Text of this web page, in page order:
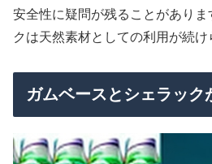
安全性に疑問が残ることがあり
クは天然素材としての利用が続け
ガムベースとシェラック